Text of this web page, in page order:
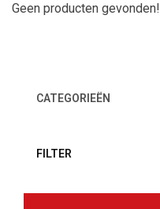
Geen producten
CATEGORIEËN
FILTER